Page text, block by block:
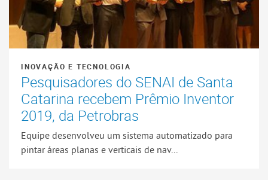
INOVAÇÃO E TECNOLOGIA
Pesquisadores do SENAI de Santa
Catarina recebem Prêmio Inventor
2019, da Petrobras
Equipe desenvolveu um sistema automatizado para
pintar áreas planas e verticais de nav...